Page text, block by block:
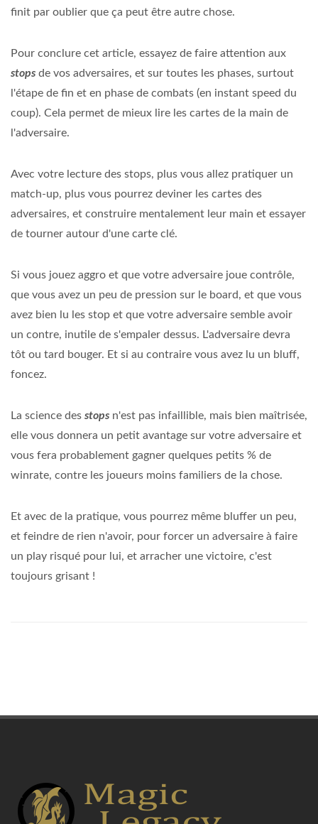
finit par oublier que ça peut être autre chose.
Pour conclure cet article, essayez de faire attention aux
stops de vos adversaires, et sur toutes les phases, surtout
l'étape de fin et en phase de combats (en instant speed du
coup). Cela permet de mieux lire les cartes de la main de
l'adversaire.
Avec votre lecture des stops, plus vous allez pratiquer un
match-up, plus vous pourrez deviner les cartes des
adversaires, et construire mentalement leur main et essayer
de tourner autour d'une carte clé.
Si vous jouez aggro et que votre adversaire joue contrôle,
que vous avez un peu de pression sur le board, et que vous
avez bien lu les stop et que votre adversaire semble avoir
un contre, inutile de s'empaler dessus. L'adversaire devra
tôt ou tard bouger. Et si au contraire vous avez lu un bluff,
foncez.
La science des stops n'est pas infaillible, mais bien maîtrisée,
elle vous donnera un petit avantage sur votre adversaire et
vous fera probablement gagner quelques petits % de
winrate, contre les joueurs moins familiers de la chose.
Et avec de la pratique, vous pourrez même bluffer un peu,
et feindre de rien n'avoir, pour forcer un adversaire à faire
un play risqué pour lui, et arracher une victoire, c'est
toujours grisant !